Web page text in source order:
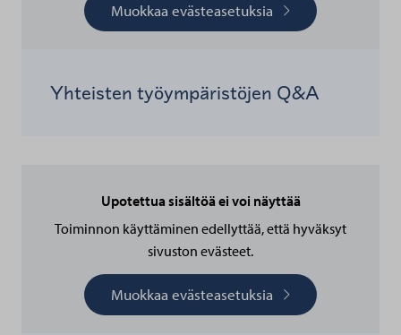
Muokkaa evästeasetuksia
Yhteisten työympäristöjen Q&A
Upotettua sisältöä ei voi näyttää
Toiminnon käyttäminen edellyttää, että hyväksyt
sivuston evästeet.
Muokkaa evästeasetuksia